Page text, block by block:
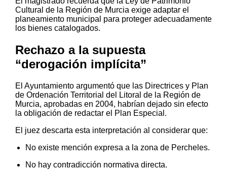
Cultural de la Región de Murcia exige adaptar el
planeamiento municipal para proteger adecuadamente
los bienes catalogados.
Rechazo a la supuesta
“derogación implícita”
El Ayuntamiento argumentó que las Directrices y Plan
de Ordenación Territorial del Litoral de la Región de
Murcia, aprobadas en 2004, habrían dejado sin efecto
la obligación de redactar el Plan Especial.
El juez descarta esta interpretación al considerar que:
No existe mención expresa a la zona de Percheles.
No hay contradicción normativa directa.